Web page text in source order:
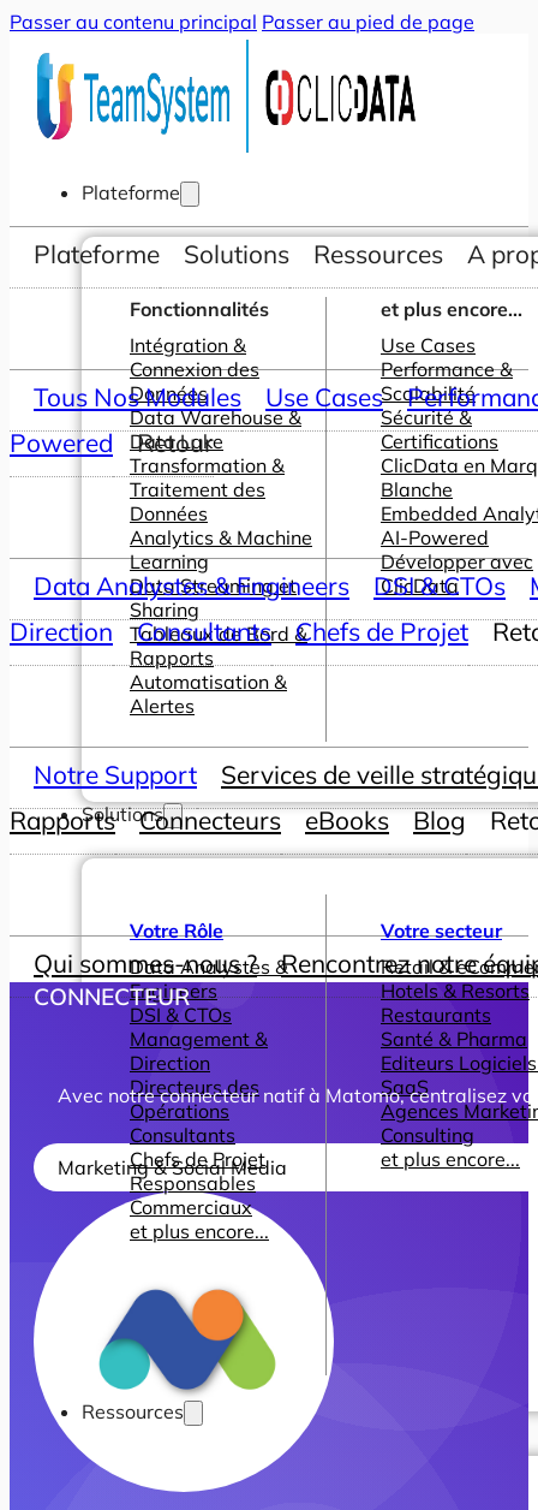
Passer au contenu principal Passer au pied de page
Plateforme
Fonctionnalités
Intégration &
Connexion des
Données
Data Warehouse &
Data Lake
Transformation &
Traitement des
Données
Analytics & Machine
Learning
Data Streaming et
Sharing
Tableaux de Bord &
Rapports
Automatisation &
Alertes
et plus encore...
Use Cases
Performance &
Scalabilité
Sécurité &
Certifications
ClicData en
Blanche
Embedded
AI-Powered
Développer avec
ClicData
Solutions
Votre Rôle
Data Analystes &
Engineers
DSI & CTOs
Management &
Direction
Directeurs des
Opérations
Consultants
Chefs de Projet
Responsables
Commerciaux
et plus encore...
Votre secteur
Retail &
Hotels & Resorts
Restaurants
Santé & Pharma
Editeurs
SaaS
Agences
Consulting
et plus encore...
Ressources
Plateforme Solutions Ressources A
Tous Nos Modules Use Cases
Powered
Retour
Data Analystes & Engineers DSI & CTOs
Direction
Consultants Chefs de Projet
Notre Support
Services de veille
Rapports
Connecteurs eBooks Blog
Qui sommes-nous ? Rencontrez notre
CONNECTEUR
Avec notre connecteur natif à Matomo, centralisez
Marketing & Social Media